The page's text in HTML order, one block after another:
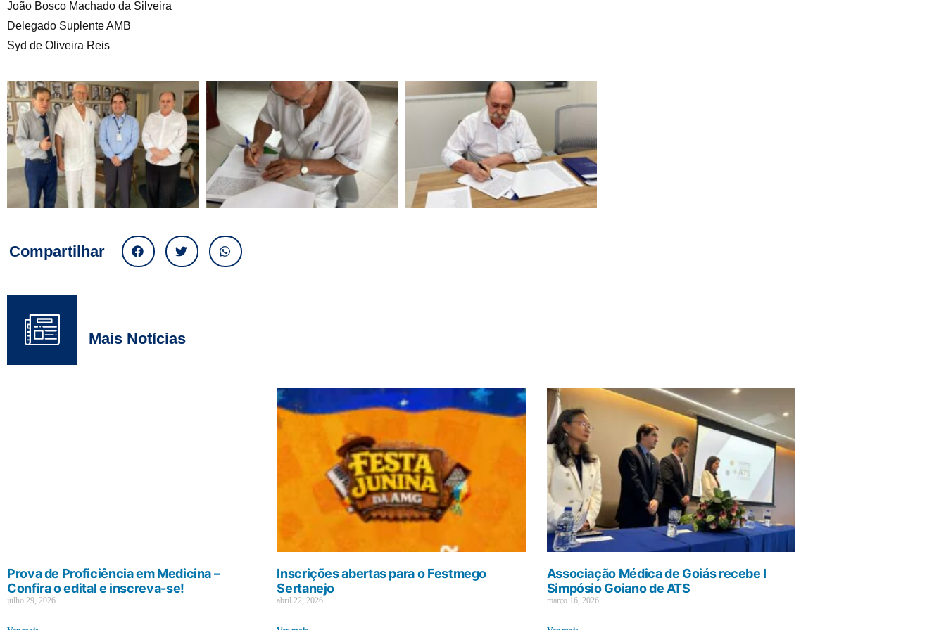
João Bosco Machado da Silveira
Delegado Suplente AMB
Syd de Oliveira Reis
Compartilhar
Mais Notícias
Prova de Proficiência em Medicina –
Confira o edital e inscreva-se!
julho 29, 2026
Inscrições abertas para o Festmego
Sertanejo
abril 22, 2026
Associação Médica de Goiás recebe I
Simpósio Goiano de ATS
março 16, 2026